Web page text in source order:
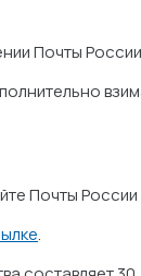
Почты
Почты
.